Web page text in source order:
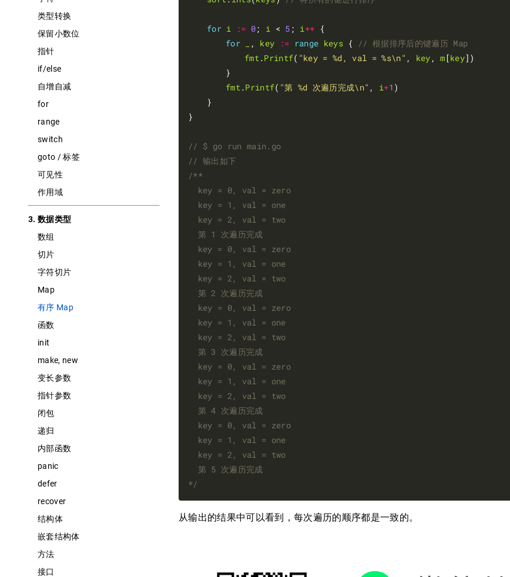
类型转换
保留小数位
指针
if/else
自增自减
for
range
switch
goto / 标签
可见性
作用域
3. 数据类型
数组
切片
字符切片
Map
有序 Map
函数
init
make, new
变长参数
指针参数
闭包
递归
内部函数
panic
defer
recover
结构体
嵌套结构体
方法
接口
for i := 0; i < 5 ; i++ {
for
, key := range keys {
fmt.Printf( "key = %d, val = %s\n" , key , m [key])
fmt.Printf( "第 %d 次遍历完成\n" , i+1 )
}
  key = 0, val = zero
  key = 0, val = zero
  key = 0, val = zero
  key = 0, val = zero
  key = 0, val = zero
*/
从输出的结果中可以看到，每次遍历的顺序都是一致的。